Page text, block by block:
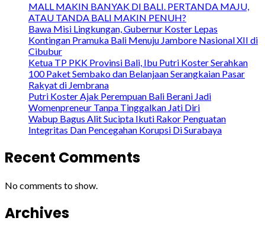
MALL MAKIN BANYAK DI BALI. PERTANDA MAJU,
ATAU TANDA BALI MAKIN PENUH?
Bawa Misi Lingkungan, Gubernur Koster Lepas
Kontingan Pramuka Bali Menuju Jambore Nasional XII di
Cibubur
Ketua TP PKK Provinsi Bali, Ibu Putri Koster Serahkan
100 Paket Sembako dan Belanjaan Serangkaian Pasar
Rakyat di Jembrana
Putri Koster Ajak Perempuan Bali Berani Jadi
Womenpreneur Tanpa Tinggalkan Jati Diri
Wabup Bagus Alit Sucipta Ikuti Rakor Penguatan
Integritas Dan Pencegahan Korupsi Di Surabaya
Recent Comments
No comments to show.
Archives